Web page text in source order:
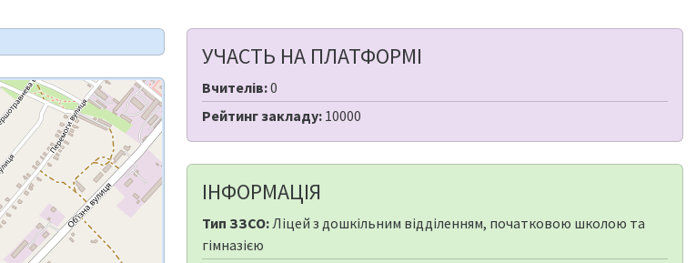
УЧАСТЬ НА ПЛАТФОРМІ
Вчителів:0
Рейтинг закладу: 10000
ІНФОРМАЦІЯ
Тип ЗЗСО:Ліцей з дошкільним відділенням, початковою школою та
гімназією